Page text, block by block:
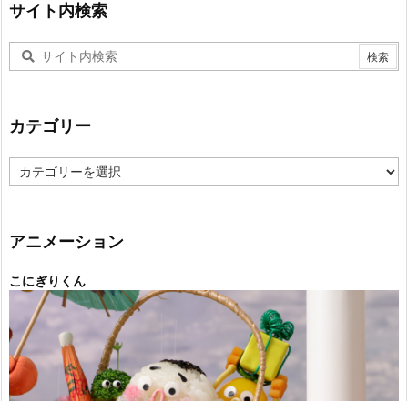
サイト内検索
カテゴリー
テ
ー
アニメーション
こにぎりくん